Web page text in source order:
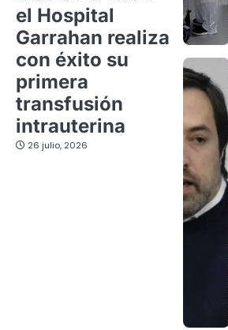
el Hospital
Garrahan realiza
con éxito su
primera
transfusión
intrauterina
26 julio, 2026